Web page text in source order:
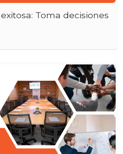
Toma decisiones